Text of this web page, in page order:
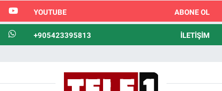
YOUTUBE ABONE OL
+905423395813 İLETIŞIM